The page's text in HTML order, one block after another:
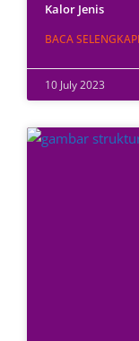
Kalor Jenis
BACA
10 July 2023